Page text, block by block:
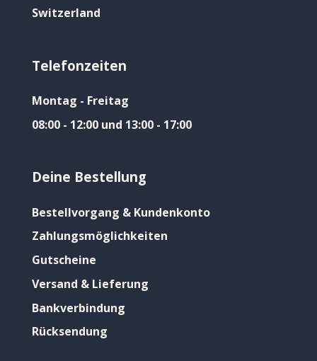
Switzerland
Telefonzeiten
Montag - Freitag
08:00 - 12:00 und 13:00 - 17:00
Deine Bestellung
Bestellvorgang & Kundenkonto
Zahlungsmöglichkeiten
Gutscheine
Versand & Lieferung
Bankverbindung
Rücksendung